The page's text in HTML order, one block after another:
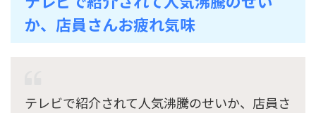
か、店員さんお疲れ気味
テレビで紹介されて人気沸騰のせいか、店員さ